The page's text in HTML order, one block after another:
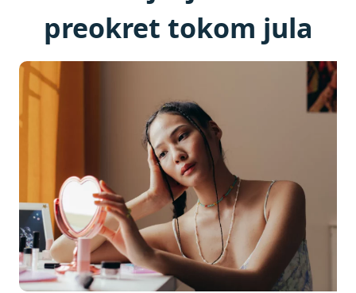
preokret tokom jula